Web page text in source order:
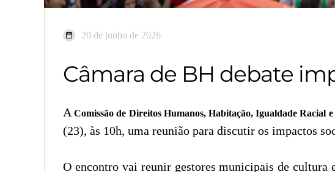
20 de junho de 2026
Câmara de BH debate
AComissão de Direitos Humanos, Habitação, Igualdade
(23), às 10h, uma reunião para discutir os impactos
O encontro vai reunir gestores municipais de cultura